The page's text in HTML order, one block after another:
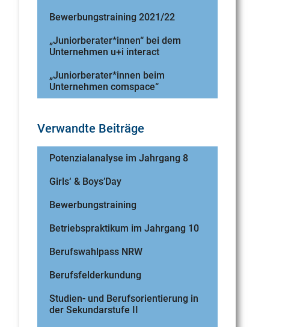
Bewerbungstraining 2021/22
„Juniorberater*innen“ bei dem
Unternehmen u+i interact
„Juniorberater*innen beim
Unternehmen comspace“
Verwandte Beiträge
Potenzialanalyse im Jahrgang 8
Girls‘ & Boys’Day
Bewerbungstraining
Betriebspraktikum im Jahrgang 10
Berufswahlpass NRW
Berufsfelderkundung
Studien- und Berufsorientierung in
der Sekundarstufe II